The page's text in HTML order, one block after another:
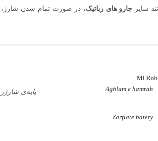
سایر جارو های رباتیک، در صورت تمام شدن
Aghlam e hamrah پایه‌ی شارژر
Zarfiate batery